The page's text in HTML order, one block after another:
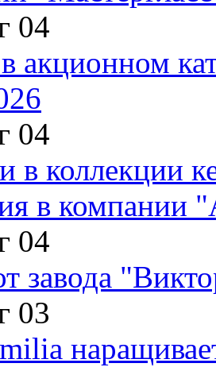
04
акционном
04
в коллекции
в компании
04
завода
03